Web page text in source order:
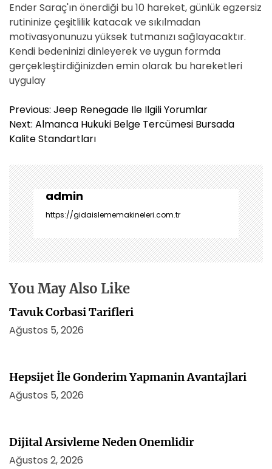
Ender Saraç'ın önerdiği bu 10 hareket, günlük egzersiz
rutininize çeşitlilik katacak ve sıkılmadan
motivasyonunuzu yüksek tutmanızı sağlayacaktır.
Kendi bedeninizi dinleyerek ve uygun formda
gerçekleştirdiğinizden emin olarak bu hareketleri
uygulay
Y
a
z
g
e
z
i
n
m
e
i
Previous: Jeep Renegade Ile Ilgili Yorumlar
Next: Almanca Hukuki Belge Tercümesi Bursada
Kalite Standartları
admin
https://gidaislememakineleri.com.tr
You May Also Like
Tavuk Corbasi Tarifleri
Ağustos 5, 2026
Hepsijet İle Gonderim Yapmanin Avantajlari
Ağustos 5, 2026
Dijital Arsivleme Neden Onemlidir
Ağustos 2, 2026